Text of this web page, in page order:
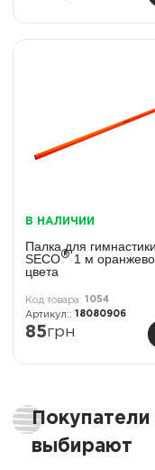
В НАЛИЧИИ
Палка для гимнастики
SECO® 1 м
цвета
1054
18080906
85грн
Покупатели
выбирают